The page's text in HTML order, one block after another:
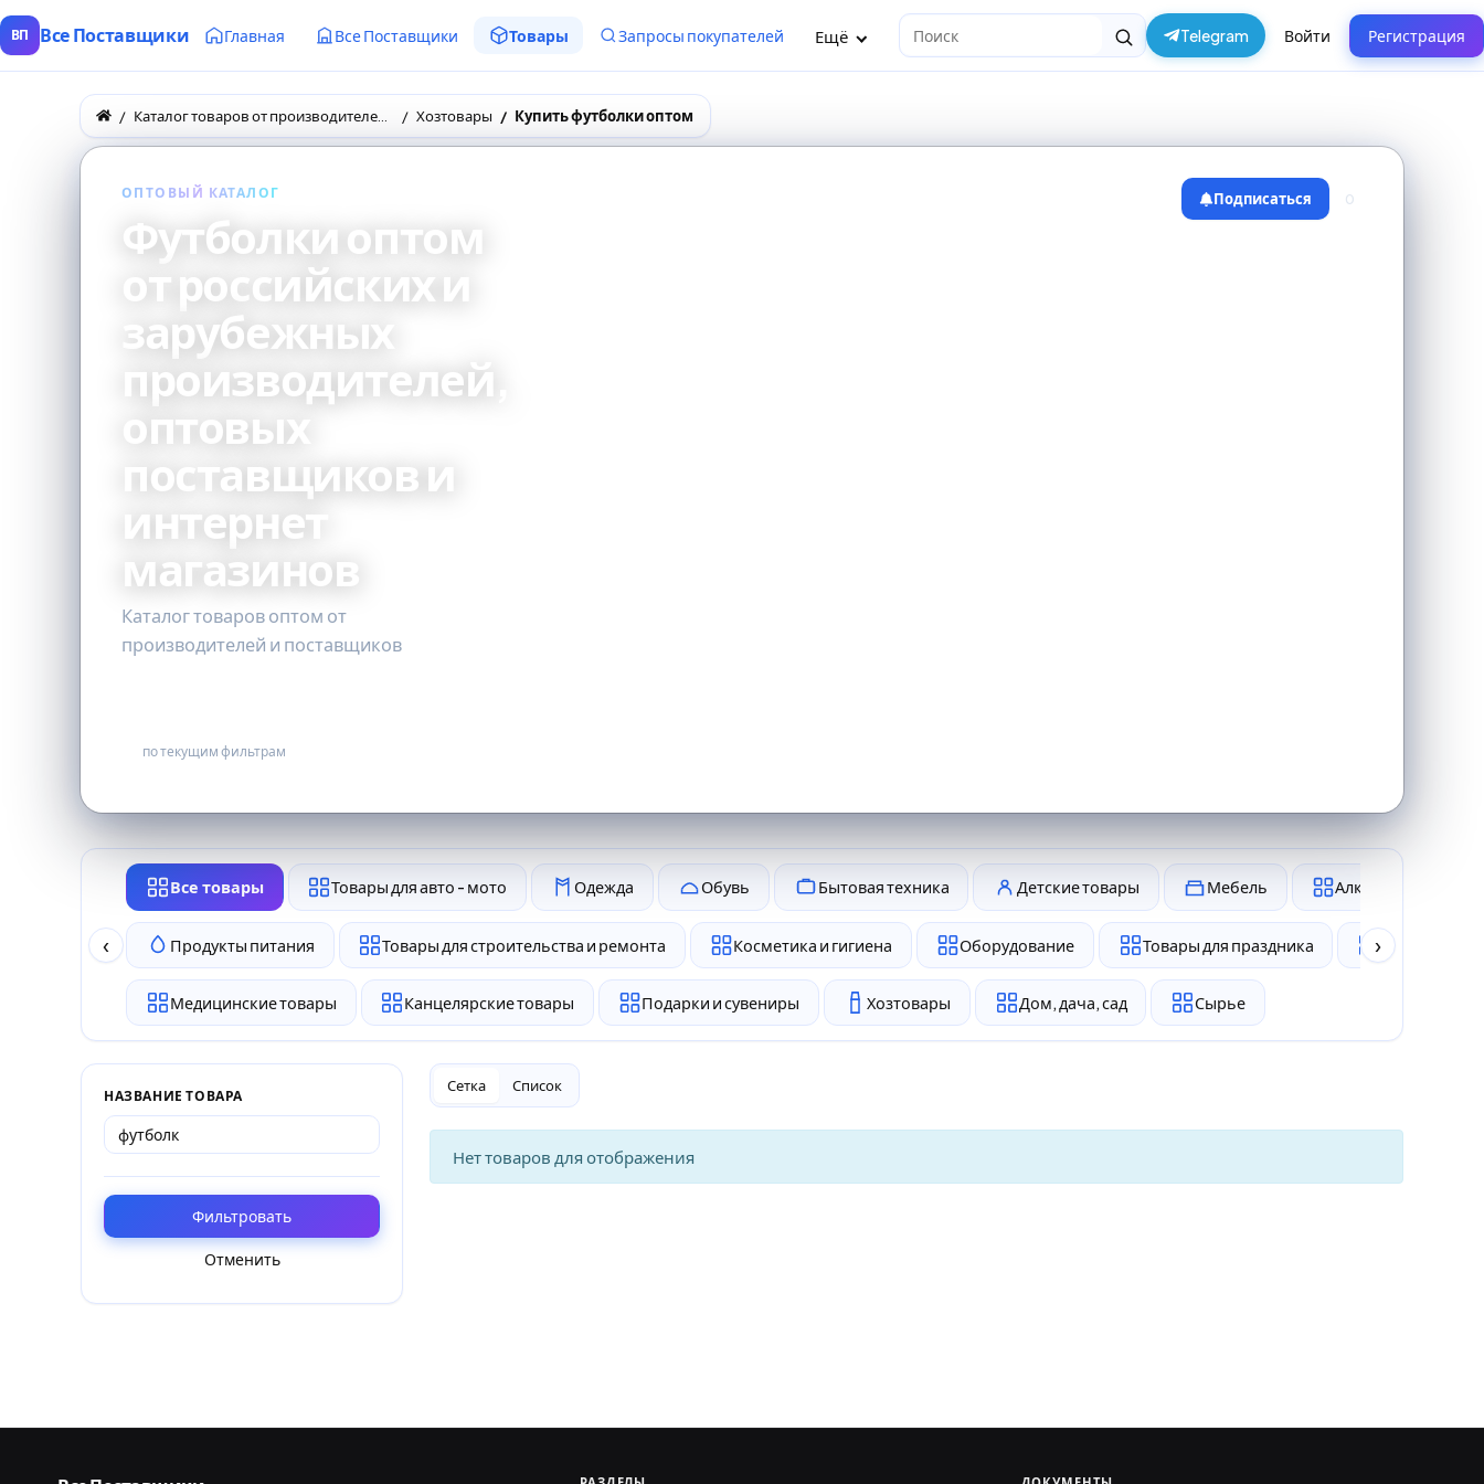
ВП Все Поставщики Главная Все Поставщики Товары Запросы покупателей Ещё Поиск Telegram Войти Регистрация
Каталог товаров от производителей и оптовых поставщиков Хозтовары Купить футболки оптом
ОПТОВЫЙ КАТАЛОГ
Футболки оптом
от российских и
зарубежных
производителей,
оптовых
поставщиков и
интернет
магазинов
Каталог товаров оптом от
производителей и поставщиков
по текущим фильтрам
Подписаться 0
‹
Все товары Товары для авто - мото Одежда Обувь Бытовая техника Детские товары Мебель Алкоголь и табак
Продукты питания Товары для строительства и ремонта Косметика и гигиена Оборудование Товары для праздника Товары для
Медицинские товары Канцелярские товары Подарки и сувениры Хозтовары Дом, дача, сад Сырье
›
НАЗВАНИЕ ТОВАРА
Фильтровать
Отменить
Сетка Список
Нет товаров для отображения